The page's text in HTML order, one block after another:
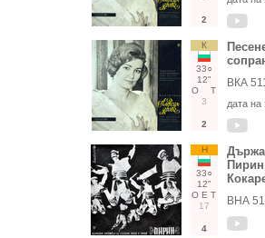
2
К
33○
12"
О
Т
3
2
ВКА
дата на
Н
33○
12"
О Е Т
17
4
ВНА